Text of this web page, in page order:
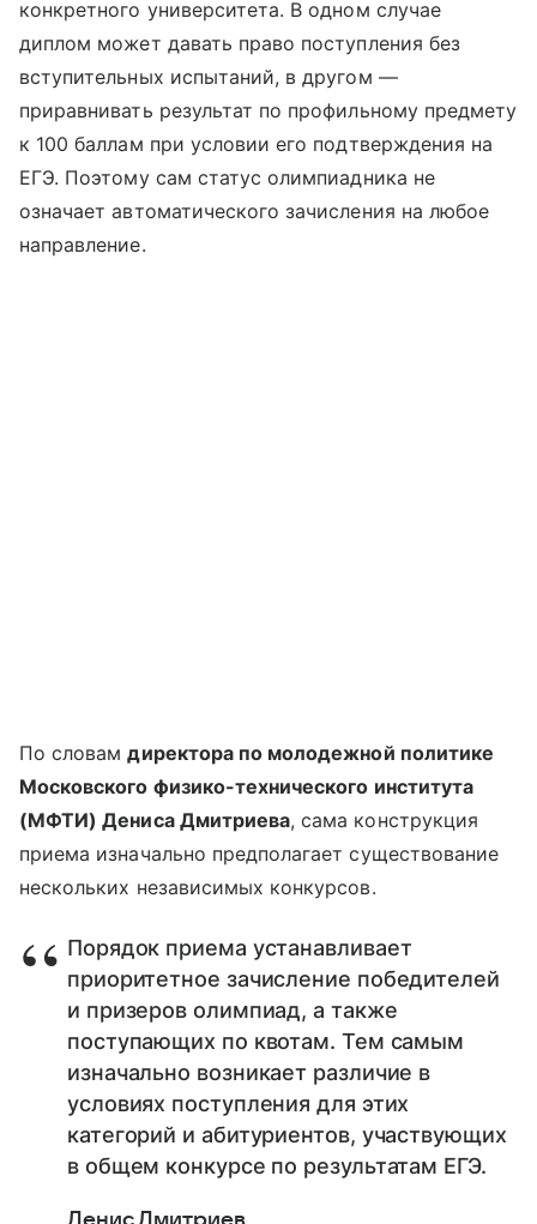
конкретного университета. В одном случае
диплом может давать право поступления без
вступительных испытаний, в другом —
приравнивать результат по профильному предмету
к 100 баллам при условии его подтверждения на
ЕГЭ. Поэтому сам статус олимпиадника не
означает автоматического зачисления на любое
направление.
По словамдиректора по молодежной политике
Московского физико-технического института
(МФТИ) Дениса Дмитриева, сама конструкция
приема изначально предполагает существование
нескольких независимых конкурсов.
Порядок приема устанавливает
приоритетное зачисление победителей
и призеров олимпиад, а также
поступающих по квотам. Тем самым
изначально возникает различие в
условиях поступления для этих
категорий и абитуриентов, участвующих
в общем конкурсе по результатам ЕГЭ.